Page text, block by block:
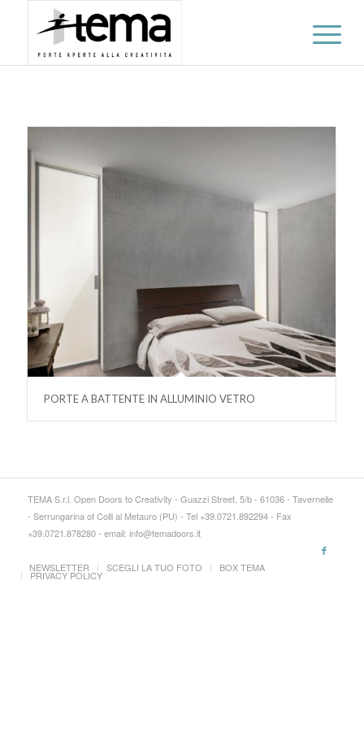
PORTE A BATTENTE IN ALLUMINIO VETRO
TEMA S.r.l. Open Doors to Creativity - Guazzi Street, 5/b - 61036 - Tavernelle
- Serrungarina of Colli al Metauro (PU) - Tel +39.0721.892294 - Fax
+39.0721.878280 - email: info@temadoors.it
NEWSLETTER SCEGLI LA TUO FOTO BOX TEMA
PRIVACY POLICY